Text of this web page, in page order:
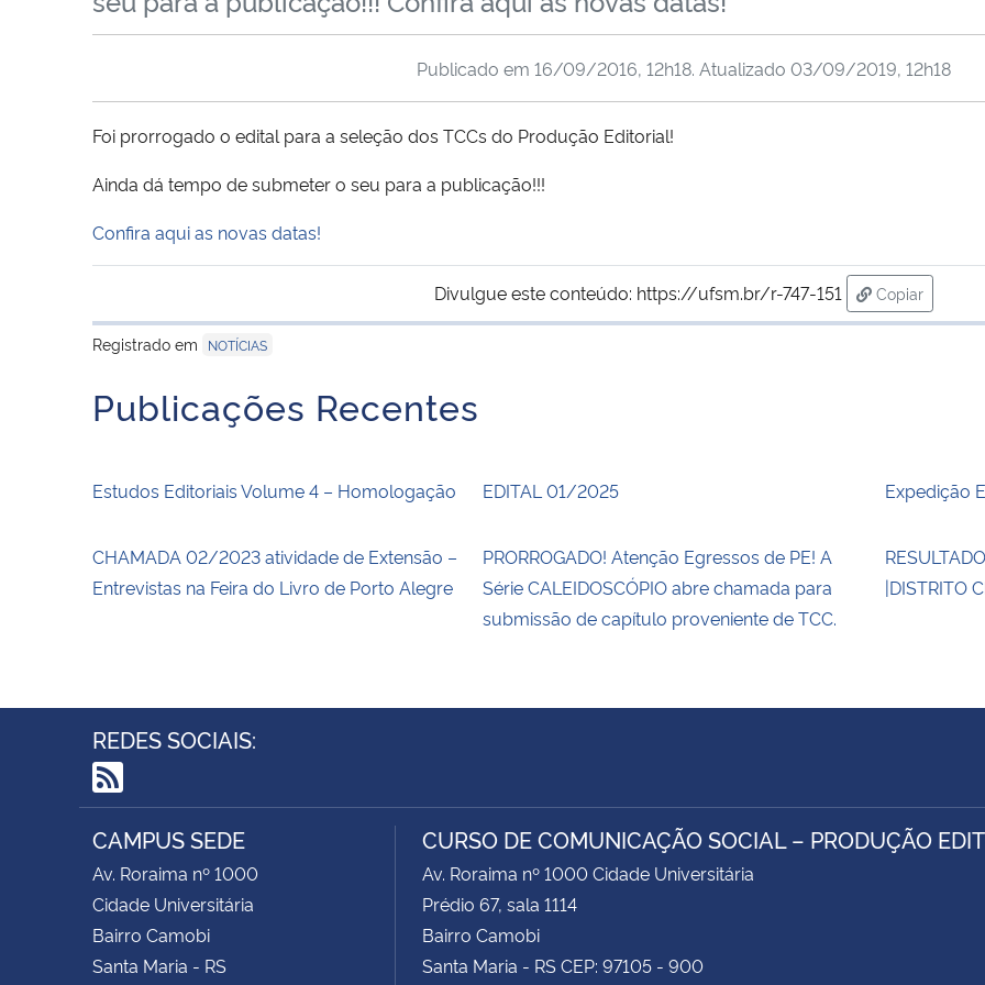
Publicado em 16/09/2016, 12h18. Atualizado 03/09/2019, 12h18
Foi prorrogado o edital para a seleção dos TCCs do Produção Editorial!
Ainda dá tempo de submeter o seu para a publicação!!!
Confira aqui as novas datas!
Divulgue este conteúdo: https://ufsm.br/r-747-151
Copiar
para área
Registrado em
NOTÍCIAS
Publicações Recentes
Estudos Editoriais Volume 4 – Homologação EDITAL 01/2025 Expedição
CHAMADA 02/2023 atividade de Extensão –
Entrevistas na Feira do Livro de Porto Alegre
PRORROGADO! Atenção Egressos de PE! A
Série CALEIDOSCÓPIO abre chamada para
submissão de capítulo proveniente de TCC.
|DISTRITO
REDES SOCIAIS:
RSS
CAMPUS SEDE
Av. Roraima nº 1000
Cidade Universitária
Bairro Camobi
Santa Maria - RS
CURSO DE COMUNICAÇÃO SOCIAL – PRODUÇÃO
Av. Roraima nº 1000 Cidade Universitária
Prédio 67, sala 1114
Bairro Camobi
Santa Maria - RS CEP: 97105 - 900